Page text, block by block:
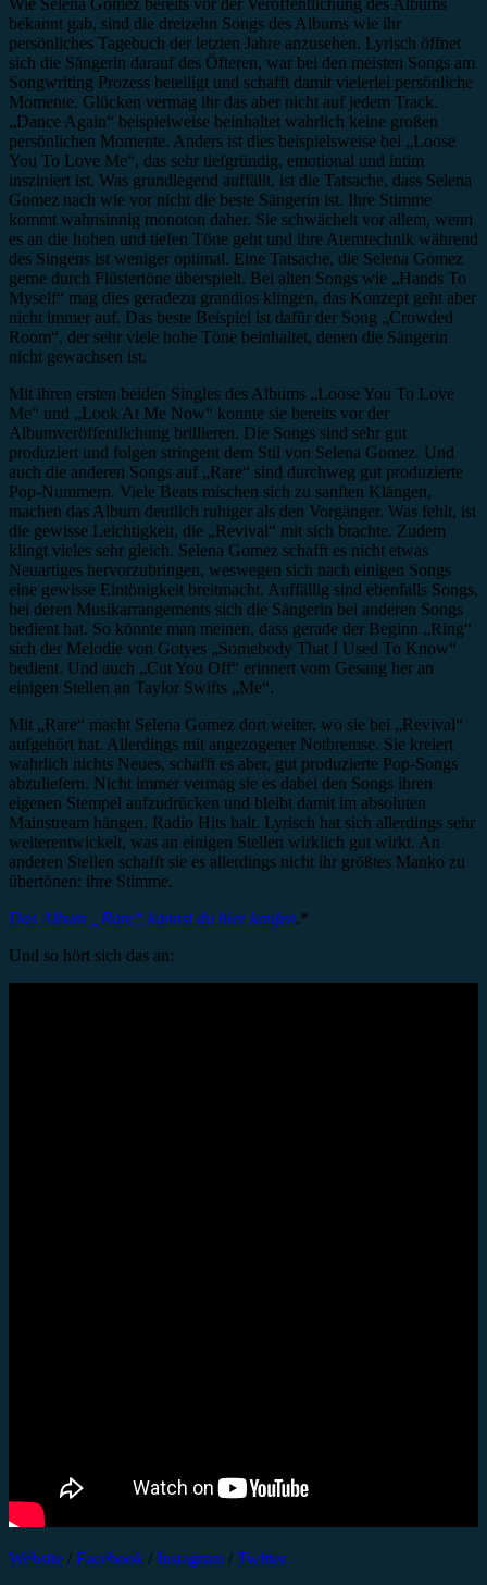
Wie Selena Gomez bereits vor der Veröffentlichung des Albums
bekannt gab, sind die dreizehn Songs des Albums wie ihr
persönliches Tagebuch der letzten Jahre anzusehen. Lyrisch öffnet
sich die Sängerin darauf des Öfteren, war bei den meisten Songs am
Songwriting Prozess beteiligt und schafft damit vielerlei persönliche
Momente. Glücken vermag ihr das aber nicht auf jedem Track.
„Dance Again“ beispielweise beinhaltet wahrlich keine großen
persönlichen Momente. Anders ist dies beispielsweise bei „Loose
You To Love Me“, das sehr tiefgründig, emotional und intim
insziniert ist. Was grundlegend auffällt, ist die Tatsache, dass Selena
Gomez nach wie vor nicht die beste Sängerin ist. Ihre Stimme
kommt wahnsinnig monoton daher. Sie schwächelt vor allem, wenn
es an die hohen und tiefen Töne geht und ihre Atemtechnik während
des Singens ist weniger optimal. Eine Tatsache, die Selena Gomez
gerne durch Flüstertöne überspielt. Bei alten Songs wie „Hands To
Myself“ mag dies geradezu grandios klingen, das Konzept geht aber
nicht immer auf. Das beste Beispiel ist dafür der Song „Crowded
Room“, der sehr viele hohe Töne beinhaltet, denen die Sängerin
nicht gewachsen ist.
Mit ihren ersten beiden Singles des Albums „Loose You To Love
Me“ und „Look At Me Now“ konnte sie bereits vor der
Albumveröffentlichung brillieren. Die Songs sind sehr gut
produziert und folgen stringent dem Stil von Selena Gomez. Und
auch die anderen Songs auf „Rare“ sind durchweg gut produzierte
Pop-Nummern. Viele Beats mischen sich zu sanften Klängen,
machen das Album deutlich ruhiger als den Vorgänger. Was fehlt, ist
die gewisse Leichtigkeit, die „Revival“ mit sich brachte. Zudem
klingt vieles sehr gleich. Selena Gomez schafft es nicht etwas
Neuartiges hervorzubringen, weswegen sich nach einigen Songs
eine gewisse Eintönigkeit breitmacht. Auffällig sind ebenfalls Songs,
bei deren Musikarrangements sich die Sängerin bei anderen Songs
bedient hat. So könnte man meinen, dass gerade der Beginn „Ring“
sich der Melodie von Gotyes „Somebody That I Used To Know“
bedient. Und auch „Cut You Off“ erinnert vom Gesang her an
einigen Stellen an Taylor Swifts „Me“.
Mit „Rare“ macht Selena Gomez dort weiter, wo sie bei „Revival“
aufgehört hat. Allerdings mit angezogener Notbremse. Sie kreiert
wahrlich nichts Neues, schafft es aber, gut produzierte Pop-Songs
abzuliefern. Nicht immer vermag sie es dabei den Songs ihren
eigenen Stempel aufzudrücken und bleibt damit im absoluten
Mainstream hängen. Radio Hits halt. Lyrisch hat sich allerdings sehr
weiterentwickelt, was an einigen Stellen wirklich gut wirkt. An
anderen Stellen schafft sie es allerdings nicht ihr größtes Manko zu
übertönen: ihre Stimme.
Das Album „Rare“ kannst du hier kaufen.*
Und so hört sich das an:
Website / Facebook / Instagram / Twitter